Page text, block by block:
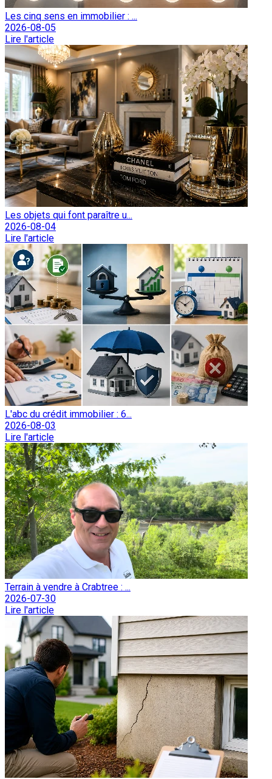
Les cinq sens en immobilier : ...
2026-08-05
Lire l'article
Les objets qui font paraître u...
2026-08-04
Lire l'article
L'abc du crédit immobilier : 6...
2026-08-03
Lire l'article
Terrain à vendre à Crabtree : ...
2026-07-30
Lire l'article